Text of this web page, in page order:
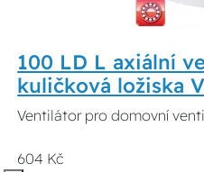
100 LD L axiální
kuličková ložiska
Ventilátor pro domovní
604 Kč